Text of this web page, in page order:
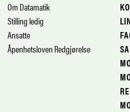
Om Datamatik
Stilling ledig
Ansatte
Åpenhetsloven Redgjørelse